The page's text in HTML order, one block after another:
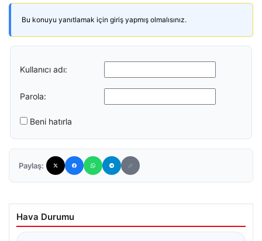
Bu konuyu yanıtlamak için giriş yapmış olmalısınız.
Kullanıcı adı:
Parola:
Beni hatırla
Paylaş:
Hava Durumu